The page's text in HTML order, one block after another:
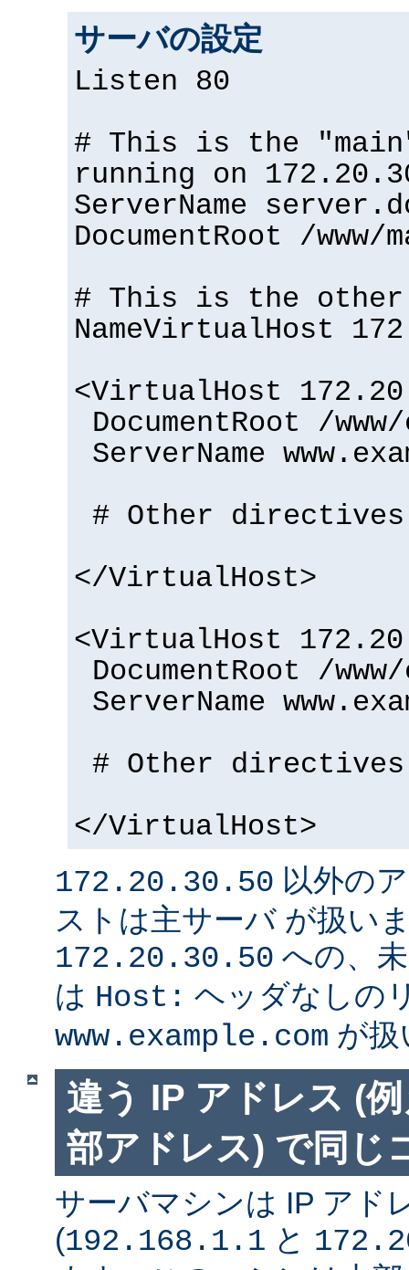
サーバの設定
Listen 80
# This is the
running on
ServerName
DocumentRoot /www/
# This is the other
NameVirtualHost
<VirtualHost
DocumentRoot /
ServerName
# Other
</VirtualHost>
<VirtualHost
DocumentRoot /
ServerName
# Other
</VirtualHost>
172.20.30.50 以外の
ストは主サーバ が扱い
172.20.30.50 への、
は Host: ヘッダなしの
www.example.com が扱
違う IP アドレス (
部アドレス) で同じ
サーバマシンは IP アド
(192.168.1.1 と